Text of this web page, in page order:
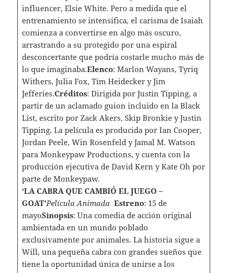
influencer, Elsie White. Pero a medida que el
entrenamiento se intensifica, el carisma de Isaiah
comienza a convertirse en algo más oscuro,
arrastrando a su protegido por una espiral
desconcertante que podría costarle mucho más de
lo que imaginaba.Elenco: Marlon Wayans, Tyriq
Withers, Julia Fox, Tim Heidecker y Jim
Jefferies.Créditos: Dirigida por Justin Tipping, a
partir de un aclamado guion incluido en la Black
List, escrito por Zack Akers, Skip Bronkie y Justin
Tipping. La película es producida por Ian Cooper,
Jordan Peele, Win Rosenfeld y Jamal M. Watson
para Monkeypaw Productions, y cuenta con la
producción ejecutiva de David Kern y Kate Oh por
parte de Monkeypaw.
‘LA CABRA QUE CAMBIÓ EL JUEGO –
GOAT’Película Animada Estreno: 15 de
mayoSinopsis: Una comedia de acción original
ambientada en un mundo poblado
exclusivamente por animales. La historia sigue a
Will, una pequeña cabra con grandes sueños que
tiene la oportunidad única de unirse a los